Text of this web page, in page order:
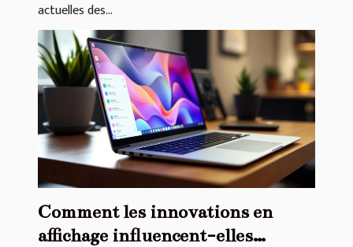
actuelles des...
Comment les innovations en
affichage influencent-elles